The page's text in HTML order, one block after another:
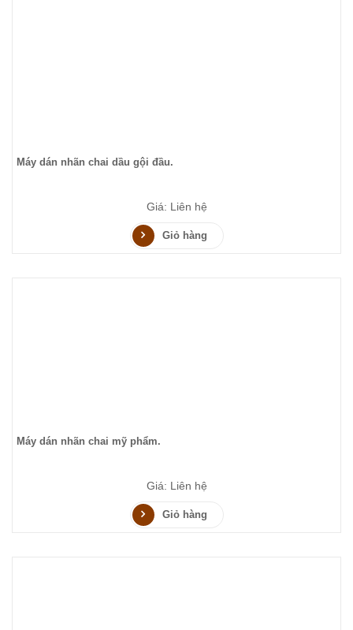
Máy dán nhãn chai dầu gội đầu.
Giá: Liên hệ
Giỏ hàng
Máy dán nhãn chai mỹ phẩm.
Giá: Liên hệ
Giỏ hàng